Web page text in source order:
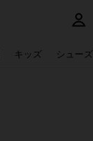
キッズ シューズ